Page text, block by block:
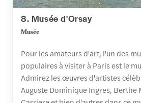
8. Musée d'Orsay
Musée
Pour les amateurs d'art, l'un des
populaires à visiter à Paris est le
Admirez les œuvres d'artistes
Auguste Dominique Ingres, Berthe